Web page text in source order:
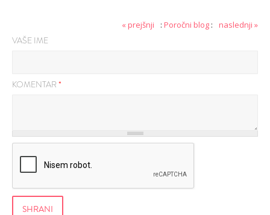
« prejšnji : Poročni blog : naslednji »
VAŠE IME
KOMENTAR *